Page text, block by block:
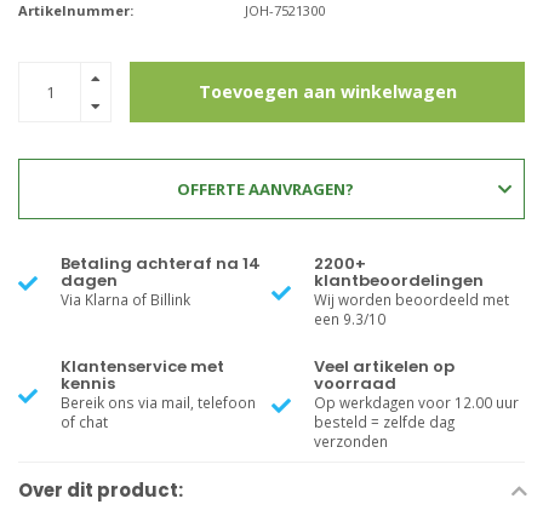
Artikelnummer: JOH-7521300
Toevoegen aan winkelwagen
OFFERTE AANVRAGEN?
Betaling achteraf na 14
dagen
Via Klarna of Billink
2200+
klantbeoordelingen
Wij worden beoordeeld met
een 9.3/10
Klantenservice met
kennis
Bereik ons via mail, telefoon
of chat
Veel artikelen op
voorraad
Op werkdagen voor 12.00 uur
besteld = zelfde dag
verzonden
Over dit product: